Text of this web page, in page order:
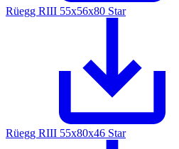
Rüegg RIII 55x56x80 Star
Rüegg RIII 55x80x46 Star